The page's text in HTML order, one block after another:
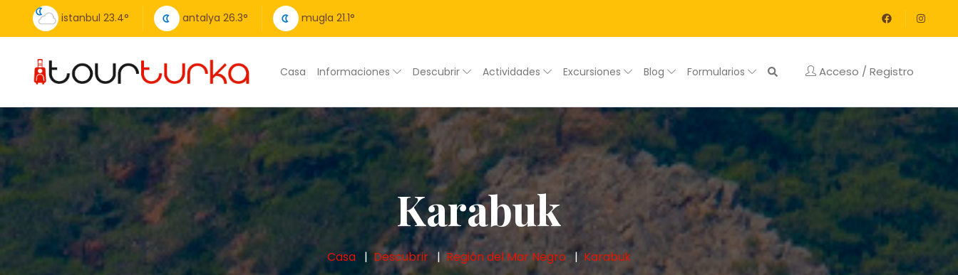
istanbul 23.4° antalya 26.3° mugla 21.1°
Casa Informaciones Descubrir Actividades Excursiones Blog Formularios Acceso / Registro
Karabuk
Casa Descubrir Región del Mar Negro Karabuk